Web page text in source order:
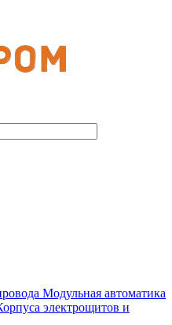
Модульная автоматика
электрощитов и